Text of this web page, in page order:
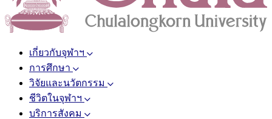
เกี่ยวกับจุฬาฯ
การศึกษา
วิจัยและนวัตกรรม
ชีวิตในจุฬาฯ
บริการสังคม